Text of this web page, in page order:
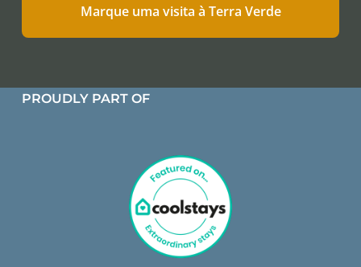
Marque uma visita à Terra Verde
PROUDLY PART OF